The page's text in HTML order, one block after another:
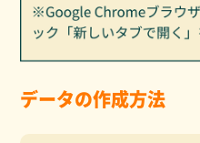
データの作成方法